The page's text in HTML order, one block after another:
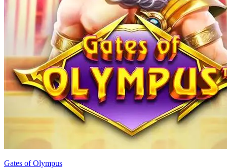
Gates of Olympus